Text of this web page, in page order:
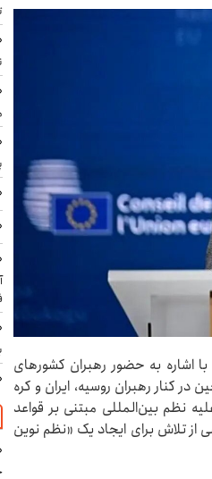
اشاره به حضور رهبران کشورهای
کنار رهبران روسیه، ایران و کره
نظم بین‌المللی مبتنی بر قواعد
تلاش برای ایجاد یک «نظم نوین